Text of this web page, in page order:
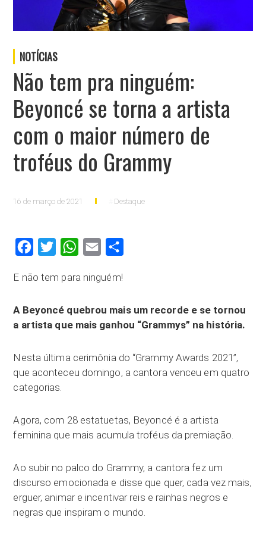
NOTÍCIAS
Não tem pra ninguém:
Beyoncé se torna a artista
com o maior número de
troféus do Grammy
16 de março de 2021 Destaque
FacebookTwitter WhatsApp
Email
E não tem para ninguém!
A Beyoncé quebrou mais um recorde e se tornou
a artista que mais ganhou “Grammys” na história.
Nesta última cerimônia do “Grammy Awards 2021”,
que aconteceu domingo, a cantora venceu em quatro
categorias.
Agora, com 28 estatuetas, Beyoncé é a artista
feminina que mais acumula troféus da premiação.
Ao subir no palco do Grammy, a cantora fez um
discurso emocionada e disse que quer, cada vez mais,
erguer, animar e incentivar reis e rainhas negros e
negras que inspiram o mundo.